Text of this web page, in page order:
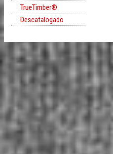
TrueTimber®
Descatalogado